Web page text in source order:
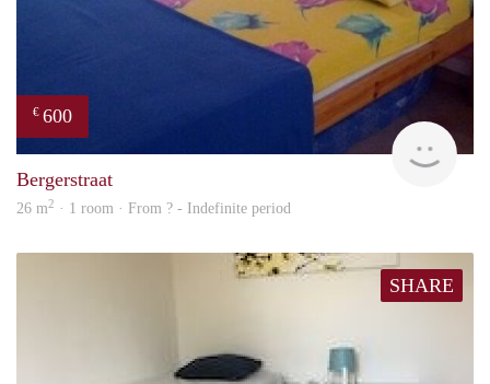
€ 600
Bergerstraat
26 m2 · 1 room · From ? - Indefinite period
SHARE